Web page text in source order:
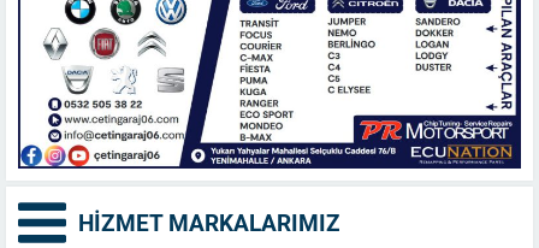
HİZMET MARKALARIMIZ